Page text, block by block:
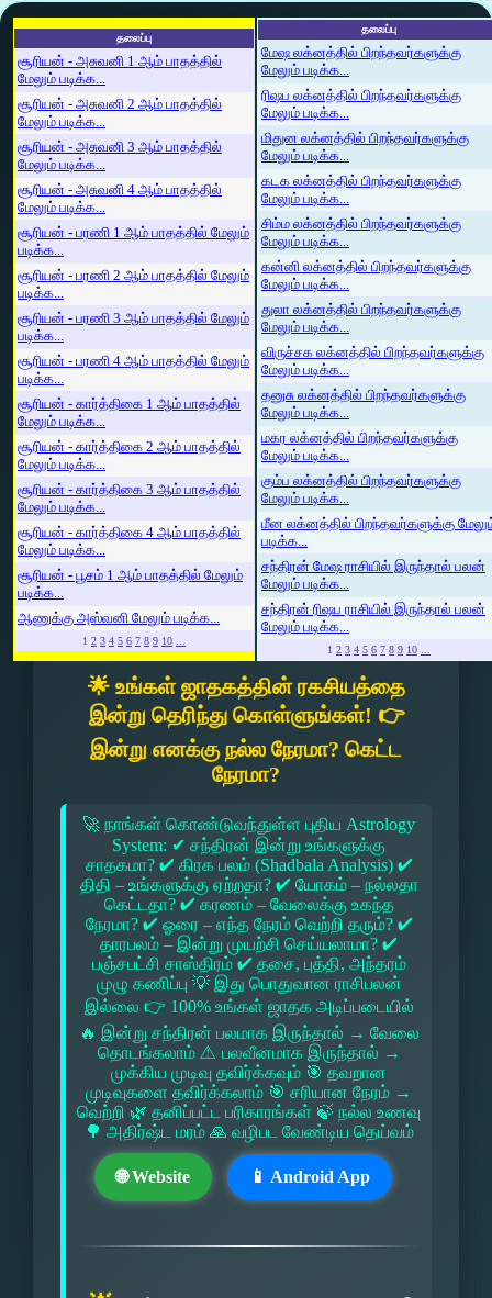
தலைப்பு
சூரியன் - அசுவனி 1 ஆம் பாதத்தில்
மேலும் படிக்க...
சூரியன் - அசுவனி 2 ஆம் பாதத்தில்
மேலும் படிக்க...
சூரியன் - அசுவனி 3 ஆம் பாதத்தில்
மேலும் படிக்க...
சூரியன் - அசுவனி 4 ஆம் பாதத்தில்
மேலும் படிக்க...
சூரியன் - பரணி 1 ஆம் பாதத்தில் மேலும்
படிக்க...
சூரியன் - பரணி 2 ஆம் பாதத்தில் மேலும்
படிக்க...
சூரியன் - பரணி 3 ஆம் பாதத்தில் மேலும்
படிக்க...
சூரியன் - பரணி 4 ஆம் பாதத்தில் மேலும்
படிக்க...
சூரியன் - கார்த்திகை 1 ஆம் பாதத்தில்
மேலும் படிக்க...
சூரியன் - கார்த்திகை 2 ஆம் பாதத்தில்
மேலும் படிக்க...
சூரியன் - கார்த்திகை 3 ஆம் பாதத்தில்
மேலும் படிக்க...
சூரியன் - கார்த்திகை 4 ஆம் பாதத்தில்
மேலும் படிக்க...
சூரியன் - பூசம் 1 ஆம் பாதத்தில் மேலும்
படிக்க...
ஆணுக்கு அஸ்வனி மேலும் படிக்க...
1 2 3 4 5 6 7 8 9 10 ...
தலைப்பு
மேஷ லக்னத்தில் பிறந்தவர்களுக்கு
மேலும் படிக்க...
ரிஷப லக்னத்தில் பிறந்தவர்களுக்கு
மேலும் படிக்க...
மிதுன லக்னத்தில் பிறந்தவர்களுக்கு
மேலும் படிக்க...
கடக லக்னத்தில் பிறந்தவர்களுக்கு
மேலும் படிக்க...
சிம்ம லக்னத்தில் பிறந்தவர்களுக்கு
மேலும் படிக்க...
கன்னி லக்னத்தில் பிறந்தவர்களுக்கு
மேலும் படிக்க...
துலா லக்னத்தில் பிறந்தவர்களுக்கு
மேலும் படிக்க...
விருச்சக லக்னத்தில் பிறந்தவர்களுக்கு
மேலும் படிக்க...
தனுசு லக்னத்தில் பிறந்தவர்களுக்கு
மேலும் படிக்க...
மகர லக்னத்தில் பிறந்தவர்களுக்கு
மேலும் படிக்க...
கும்ப லக்னத்தில் பிறந்தவர்களுக்கு
மேலும் படிக்க...
மீன லக்னத்தில் பிறந்தவர்களுக்கு
படிக்க...
சந்திரன் மேஷ ராசியில் இருந்தால் பலன்
மேலும் படிக்க...
சந்திரன் ரிஷப ராசியில் இருந்தால் பலன்
மேலும் படிக்க...
1 2 3 4 5 6 7 8 9 10 ...
🌟 உங்கள் ஜாதகத்தின் ரகசியத்தை
இன்று தெரிந்து கொள்ளுங்கள்! 👉
இன்று எனக்கு நல்ல நேரமா? கெட்ட
நேரமா?
🚀 நாங்கள் கொண்டுவந்துள்ள புதிய Astrology
System: ✔ சந்திரன் இன்று உங்களுக்கு
சாதகமா? ✔ கிரக பலம் (Shadbala Analysis) ✔
திதி – உங்களுக்கு ஏற்றதா? ✔ யோகம் – நல்லதா
கெட்டதா? ✔ கரணம் – வேலைக்கு உகந்த
நேரமா? ✔ ஓரை – எந்த நேரம் வெற்றி தரும்? ✔
தாரபலம் – இன்று முயற்சி செய்யலாமா? ✔
பஞ்சபட்சி சாஸ்திரம் ✔ தசை, புத்தி, அந்தரம்
முழு கணிப்பு 💡 இது பொதுவான ராசிபலன்
இல்லை 👉 100% உங்கள் ஜாதக அடிப்படையில்
🔥 இன்று சந்திரன் பலமாக இருந்தால் → வேலை
தொடங்கலாம் ⚠ பலவீனமாக இருந்தால் →
முக்கிய முடிவு தவிர்க்கவும் 🎯 தவறான
முடிவுகளை தவிர்க்கலாம் 🎯 சரியான நேரம் →
வெற்றி 🌿 தனிப்பட்ட பரிகாரங்கள் 🍃 நல்ல உணவு
🌳 அதிர்ஷ்ட மரம் 🙏 வழிபட வேண்டிய தெய்வம்
🌐 Website 📱 Android App